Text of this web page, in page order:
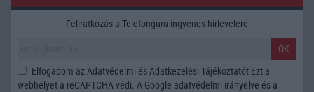
Feliratkozás a Telefonguru ingyenes hírlevelére
OK
Elfogadom az Adatvédelmi és Adatkezelési Tájékoztatót Ezt a
webhelyet a reCAPTCHA védi. A Google adatvédelmi irányelve és a